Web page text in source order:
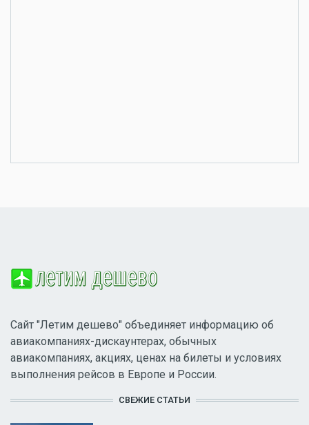
Сайт "Летим дешево" объединяет информацию об
авиакомпаниях-дискаунтерах, обычных
авиакомпаниях, акциях, ценах на билеты и условиях
выполнения рейсов в Европе и России.
СВЕЖИЕ СТАТЬИ